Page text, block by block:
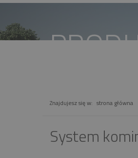
Znajdujesz się w: strona główna
System